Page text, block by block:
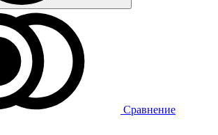
Сравнение